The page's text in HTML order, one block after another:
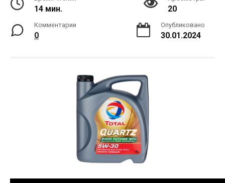
14 мин. 20
Комментарии
0
Опубликовано
30.01.2024